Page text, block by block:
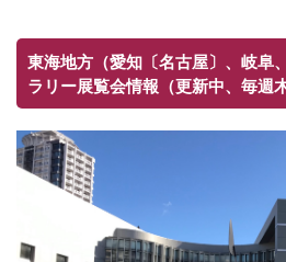
東海地方（愛知〔名古屋〕、岐阜
ラリー展覧会情報（更新中、毎週